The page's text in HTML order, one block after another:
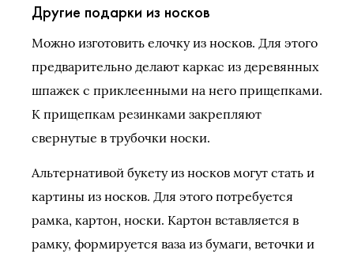
Другие подарки из носков
Можно изготовить елочку из носков. Для этого
предварительно делают каркас из деревянных
шпажек с приклеенными на него прищепками.
К прищепкам резинками закрепляют
свернутые в трубочки носки.
Альтернативой букету из носков могут стать и
картины из носков. Для этого потребуется
рамка, картон, носки. Картон вставляется в
рамку, формируется ваза из бумаги, веточки и